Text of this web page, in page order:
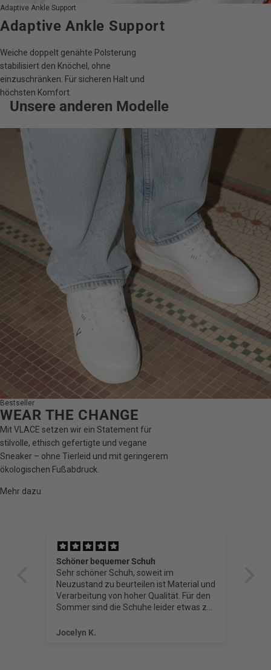
Adaptive Ankle Support
Adaptive Ankle Support
Weiche doppelt genähte Polsterung
stabilisiert den Knöchel, ohne
einzuschränken. Für sicheren Halt und
höchsten Komfort.
Unsere anderen Modelle
Bestseller
WEAR THE CHANGE
Mit VLACE setzen wir ein Statement für
stilvolle, ethisch gefertigte und vegane
Sneaker – ohne Tierleid und mit geringerem
ökologischen Fußabdruck.
Mehr dazu
Schöner bequemer Schuh
Sehr schöner Schuh, soweit im
Neuzustand zu beurteilen ist Material und
Verarbeitung von hoher Qualität. Für den
Sommer sind die Schuhe leider etwas zu
Herbst.
Jocelyn K.